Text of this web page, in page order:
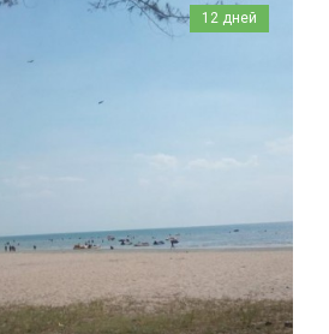
12 дней